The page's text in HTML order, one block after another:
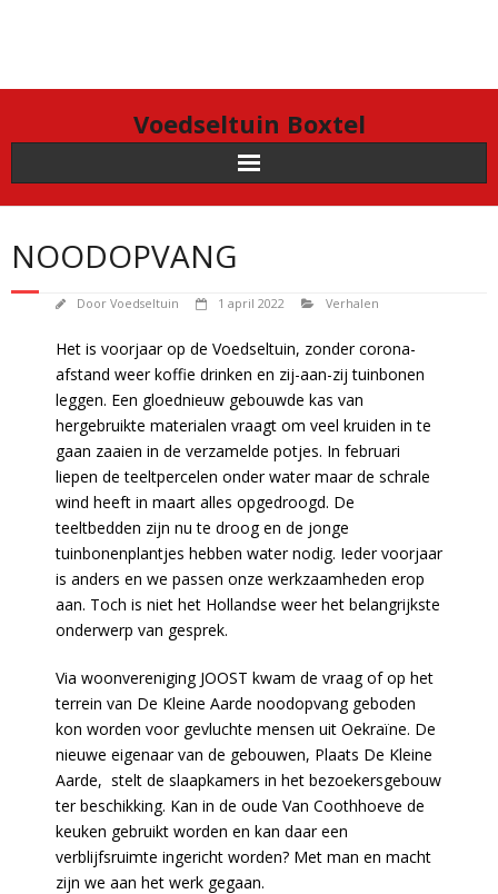
Voedseltuin Boxtel
NOODOPVANG
Door Voedseltuin 1 april 2022 Verhalen
Het is voorjaar op de Voedseltuin, zonder corona-
afstand weer koffie drinken en zij-aan-zij tuinbonen
leggen. Een gloednieuw gebouwde kas van
hergebruikte materialen vraagt om veel kruiden in te
gaan zaaien in de verzamelde potjes. In februari
liepen de teeltpercelen onder water maar de schrale
wind heeft in maart alles opgedroogd. De
teeltbedden zijn nu te droog en de jonge
tuinbonenplantjes hebben water nodig. Ieder voorjaar
is anders en we passen onze werkzaamheden erop
aan. Toch is niet het Hollandse weer het belangrijkste
onderwerp van gesprek.
Via woonvereniging JOOST kwam de vraag of op het
terrein van De Kleine Aarde noodopvang geboden
kon worden voor gevluchte mensen uit Oekraïne. De
nieuwe eigenaar van de gebouwen, Plaats De Kleine
Aarde, stelt de slaapkamers in het bezoekersgebouw
ter beschikking. Kan in de oude Van Coothhoeve de
keuken gebruikt worden en kan daar een
verblijfsruimte ingericht worden? Met man en macht
zijn we aan het werk gegaan.